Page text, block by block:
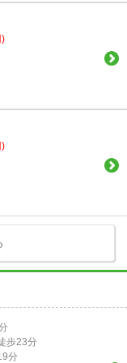
)
)
歩23分
分